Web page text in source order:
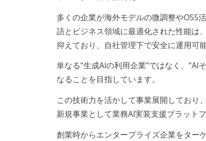
多くの企業が海外モデルの微調整やOSS
語とビジネス領域に最適化された性能は
抑えており、自社管理下で安全に運用可能
単なる“生成AIの利用企業”ではなく、
なることを目指しています。
この技術力を活かして事業展開しており
新規事業として業務AI実装支援プラット
創業時からエンタープライズ企業をター